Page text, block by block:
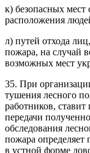
к) безопасных мест
расположения
л) путей отхода
пожара, на случай
возможных мест
35. При
тушения лесного
работников,
передачи
обследования
пожара
в устной форме